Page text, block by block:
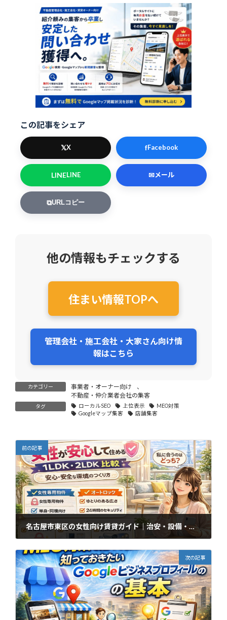
この記事をシェア
𝕏X fFacebook
LINELINE ✉メール
⧉URLコピー
他の情報もチェックする
住まい情報TOPへ
管理会社・施工会社・大家さん向け情
報はこちら
カテゴリー 事業者・オーナー向け
、
不動産・仲介業者会社の集客
タグ ローカルSEO 上位表示
MEO対策
Googleマップ集客
店舗集客
前の記事
名古屋市東区の女性向け賃貸ガイド｜治安・設備・住みやすさを比較
次の記事